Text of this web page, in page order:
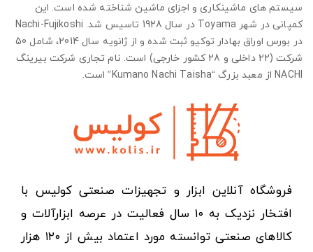
سیستم های ماشینکاری و اجزای ماشین شناخته شده است. این
کمپانی در شهر Toyama در سال 1928 تاسیس شد. Nachi-Fujikoshi
در بورس اوراق بهادار توکیو ثبت شده و از ژانویه سال 2014، شامل 50
شرکت (22 داخلی و 28 کشور خارجی) است. نام تجاری شرکت بیرینگ
NACHI از معبد بزرگ “Kumano Nachi Taisha” است.
فروشگاه آنلاین ابزار و تجهیزات صنعتی کولیس با
افتخار نزدیک به ۱۰ سال فعالیت در عرصه ابزارآلات و
کالاهای صنعتی توانسته مورد اعتماد بیش از ۱۲۰ هزار